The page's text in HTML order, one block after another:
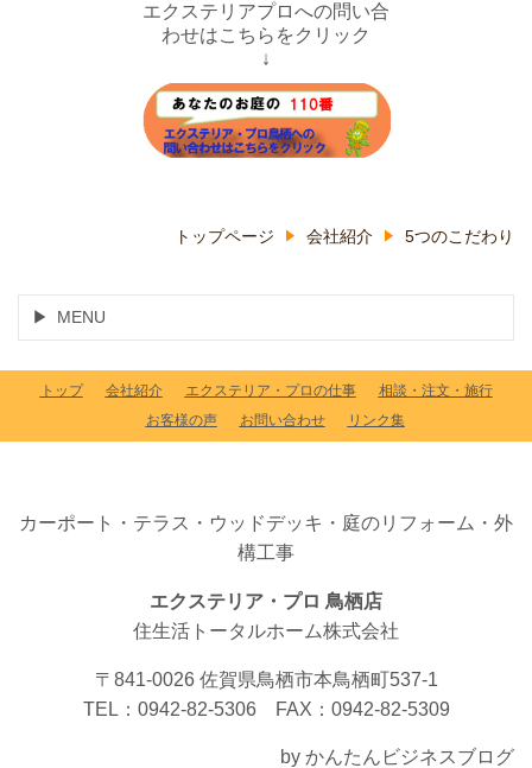
エクステリアプロへの問い合
わせはこちらをクリック
↓
トップページ 会社紹介 5つのこだわり
MENU
トップ 会社紹介 エクステリア・プロの仕事
相談・注文・施行
お客様の声
お問い合わせ リンク集
カーポート・テラス・ウッドデッキ・庭のリフォーム・外
構工事
エクステリア・プロ 鳥栖店
住生活トータルホーム株式会社
〒841-0026 佐賀県鳥栖市本鳥栖町537-1
TEL：0942-82-5306 FAX：0942-82-5309
by かんたんビジネスブログ